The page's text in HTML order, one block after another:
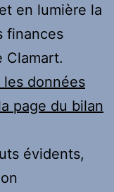
en lumière la
finances
Clamart.
données
page du bilan
évidents,